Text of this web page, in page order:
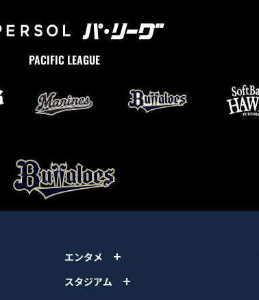
PACIFIC LEAGUE
エンタメ
スタジアム